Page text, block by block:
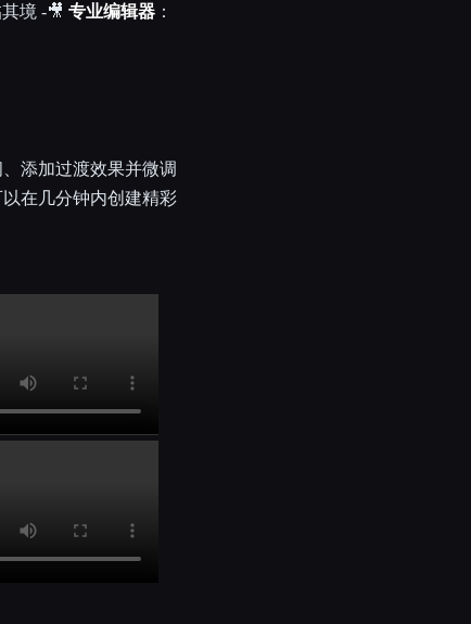
境 -🎥 专业编辑器 ：
添加过渡效果并微调
在几分钟内创建精彩